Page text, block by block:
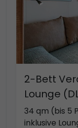
2-Bett
Lounge
34 qm (bis 5
inklusive